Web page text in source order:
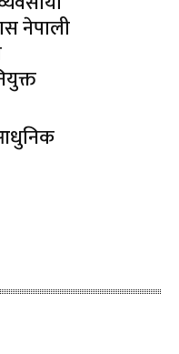
नेपाली